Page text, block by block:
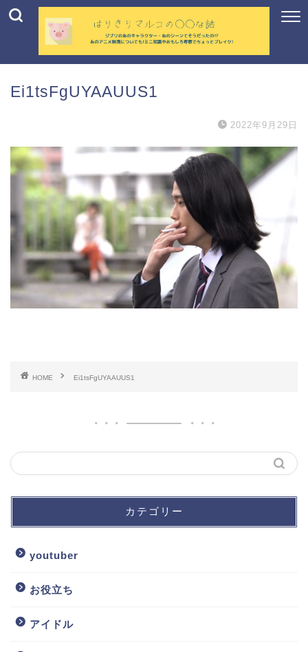
Ei1tsFgUYAAUUS1
2022年9月29日
HOME Ei1tsFgUYAAUUS1
カテゴリー
youtuber
お役立ち
アイドル